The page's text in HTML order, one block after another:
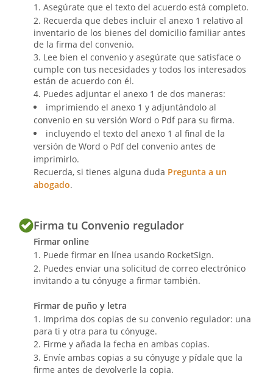
favor del otro, teniendo en cuenta que
cada uno de ellos con sus ingresos cubre
perfectamente sus necesidades y la
situación actual no les produce a ninguno
desequilibrio económico respecto del
otro.
.
Régimen económico matrimonial
11.
sociedad de gananciales,
comprometiéndose a liquidar sus bienes
ante notario mediante la realización de
capitulaciones matrimoniales y escritura
de liquidación de su régimen económico
en el plazo de un mes desde la firma de
este documento.
Asegúrate que el texto del acuerdo está completo.
Recuerda que debes incluir el anexo 1 relativo al
inventario de los bienes del domicilio familiar antes
de la firma del convenio.
Lee bien el convenio y asegúrate que satisface o
cumple con tus necesidades y todos los interesados
están de acuerdo con él.
Puedes adjuntar el anexo 1 de dos maneras:
imprimiendo el anexo 1 y adjuntándolo al
convenio en su versión Word o Pdf para su firma.
incluyendo el texto del anexo 1 al final de la
versión de Word o Pdf del convenio antes de
imprimirlo.
Recuerda, si tienes alguna duda Pregunta a un
abogado.
Firma tu Convenio regulador
Firmar online
Puede firmar en línea usando RocketSign.
Puedes enviar una solicitud de correo electrónico
invitando a tu cónyuge a firmar también.
Firmar de puño y letra
Imprima dos copias de su convenio regulador: una
para ti y otra para tu cónyuge.
Firme y añada la fecha en ambas copias.
Envíe ambas copias a su cónyuge y pídale que la
firme antes de devolverle la copia.